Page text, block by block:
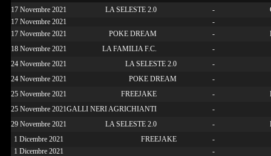
17 Novembre 2021 LA SELESTE 2.0 -
17 Novembre 2021
-
17 Novembre 2021
POKE DREAM -
18 Novembre 2021
LA FAMILIA F.C.
-
24 Novembre 2021
LA SELESTE 2.0
-
24 Novembre 2021
POKE DREAM
-
25 Novembre 2021
FREEJAKE -
25 Novembre 2021GALLI NERI AGRICHIANTI
-
29 Novembre 2021
LA SELESTE 2.0 -
1 Dicembre 2021
FREEJAKE
-
1 Dicembre 2021
-